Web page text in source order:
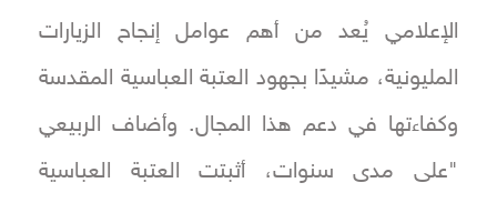
الإعلامي يُعد من أهم عوامل إنجاح الزيارات
المليونية، مشيدًا بجهود العتبة العباسية المقدسة
وكفاءتها في دعم هذا المجال. وأضاف الربيعي
"على مدى سنوات، أثبتت العتبة العباسية